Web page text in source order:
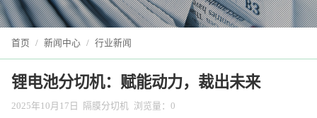
首页 / 新闻中心 / 行业新闻
锂电池分切机：赋能动力，裁出未来
2025年10月17日 隔膜分切机 浏览量： 0